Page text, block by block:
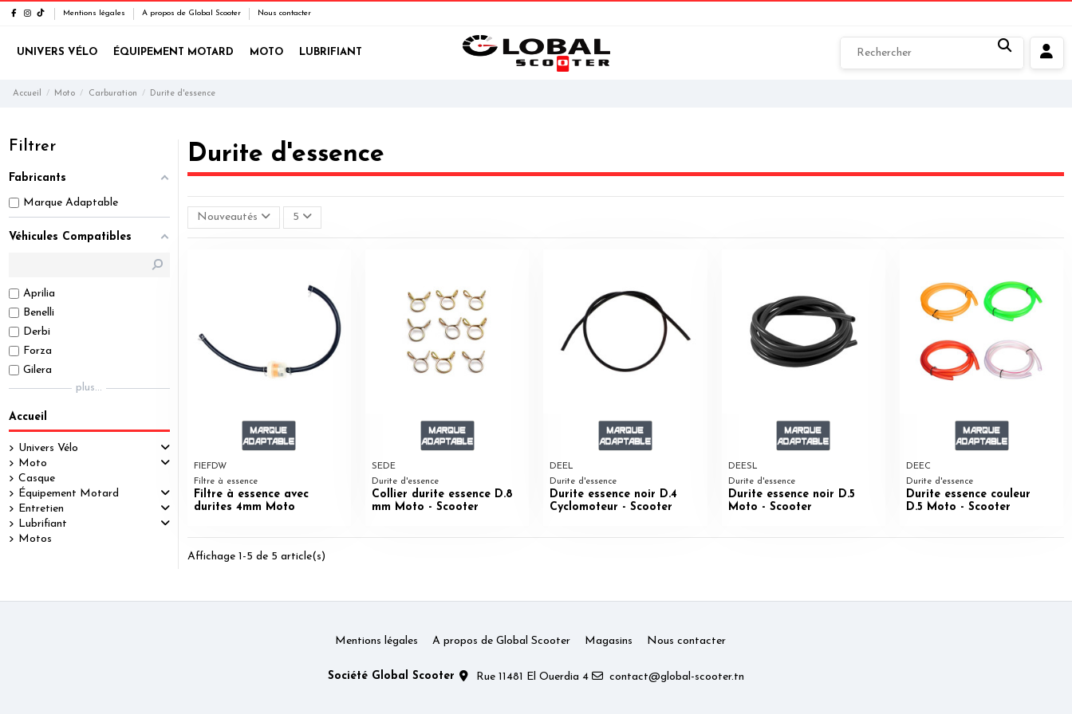
Mentions légales A propos de Global Scooter Nous contacter
UNIVERS VÉLO ÉQUIPEMENT MOTARD MOTO LUBRIFIANT
Accueil Moto Carburation Durite d'essence
Durite d'essence
Nouveautés 5
FIEFDW
Filtre à essence
Filtre à essence avec
durites 4mm Moto
SEDE
Durite d'essence
Collier durite essence D.8
mm Moto - Scooter
DEEL
Durite d'essence
Durite essence noir D.4
Cyclomoteur - Scooter
DEESL
Durite d'essence
Durite essence noir D.5
Moto - Scooter
DEEC
Durite d'essence
Durite essence couleur
D.5 Moto - Scooter
Affichage 1-5 de 5 article(s)
Filtrer
Fabricants
Marque Adaptable
Véhicules Compatibles
Aprilia
Benelli
Derbi
Forza
Gilera
plus...
Accueil
Univers Vélo
Moto
Casque
Équipement Motard
Entretien
Lubrifiant
Motos
Mentions légales A propos de Global Scooter Magasins Nous contacter
Société Global Scooter Rue 11481 El Ouerdia 4 contact@global-scooter.tn